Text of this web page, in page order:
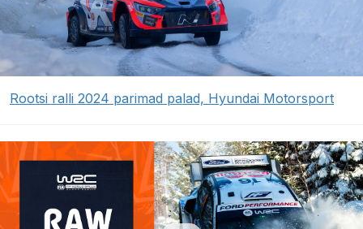
Rootsi ralli 2024 parimad palad, Hyundai Motorsport